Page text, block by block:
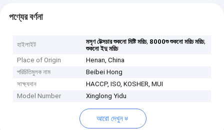
পণ্যের বর্ণনা
হাইলাইট মসৃণ টেক্সচার শুকনো মিষ্টি মরিচ, 8000শু শুকনো মরিচ মরিচ,
শুকনো ইদু মরিচ
Place of Origin
Henan, China
পরিচিতিমুলক নাম
Beibei Hong
সাক্ষ্যদান
HACCP, ISO, KOSHER, MUI
Model Number
Xinglong Yidu
আরো দেখুন